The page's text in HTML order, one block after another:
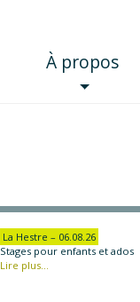
À propos
La Hestre – 06.08.26
Stages pour enfants et ados
Lire plus...